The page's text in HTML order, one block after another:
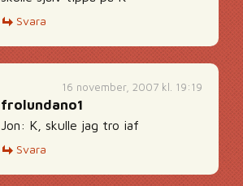
Svara
16 november, 2007 kl. 19:19
frolundano1
Jon: K, skulle jag tro iaf
Svara